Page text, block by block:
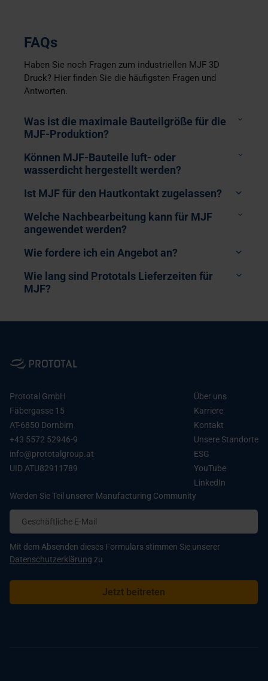
FAQs
Haben Sie noch Fragen zum industriellen MJF 3D
Druck? Hier finden Sie die häufigsten Fragen und
Antworten.
Was ist die maximale Bauteilgröße für die
MJF-Produktion?
Können MJF-Bauteile luft- oder
wasserdicht hergestellt werden?
Chemisches Glätten
Ist MJF für den Hautkontakt zugelassen?
Welche Nachbearbeitung kann für MJF
angewendet werden?
MJF 3D Druck Nachbearbeitung
Gleitschleifen
Färben
Grundierung, Lackierung, Beschichtung & Lasur
Gewinde- und gewindelose Einsätze
Montage / Baugruppenfertigung
Wie fordere ich ein Angebot an?
Schweden:
+46 36 38 72 00
Dänemark:
+45 43 99 37 36
+44 1635 635855
Italien:
info@prosilas.com
+39 733 892665
3dp@prototalgroup.ator+43 5572 52946-9
Wie lang sind Prototals Lieferzeiten für
MJF?
Prototal GmbH
Fäbergasse 15
AT-6850 Dornbirn
+43 5572 52946-9
info@prototalgroup.at
UID ATU82911789
Über uns
Karriere
Kontakt
Unsere Standorte
ESG
YouTube
LinkedIn
Werden Sie Teil unserer Manufacturing Community
Mit dem Absenden dieses Formulars stimmen Sie unserer
Datenschutzerklärung zu